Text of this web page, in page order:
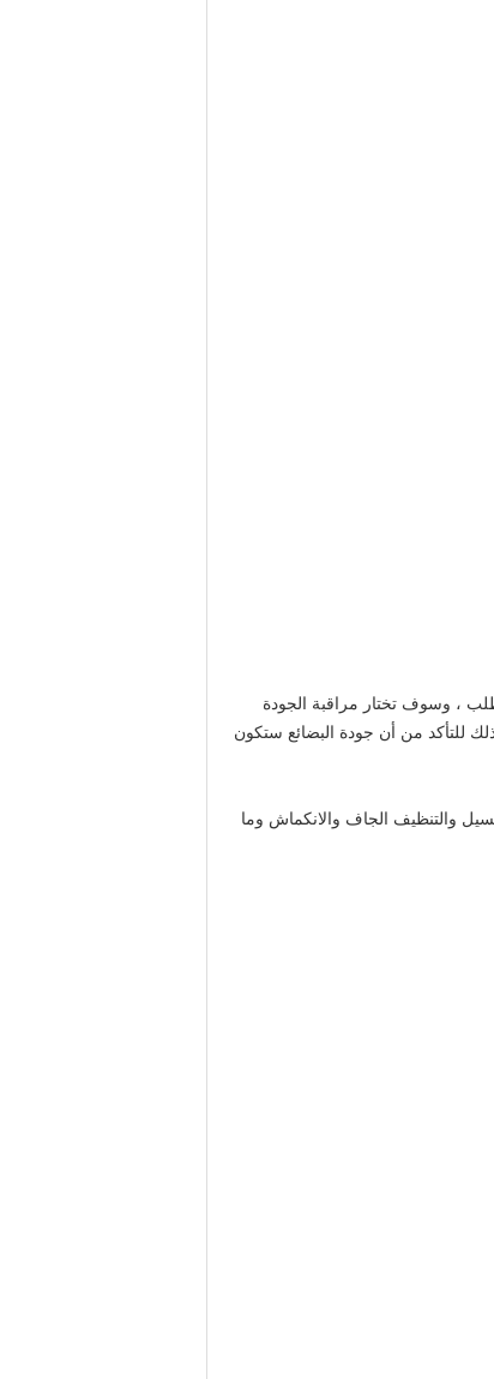
، وسوف تختار مراقبة الجودة
للتأكد من أن جودة البضائع ستكون
والتنظيف الجاف والانكماش وما